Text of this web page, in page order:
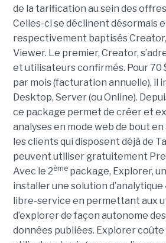
de la tarification au sein des
Celles-ci se déclinent désormais
respectivement baptisés
Viewer. Le premier, Creator,
et utilisateurs confirmés. Pour 70
par mois (facturation annuelle), il
Desktop, Server (ou Online).
ce package permet de créer et
analyses en mode web de bout
les clients qui disposent déjà de
peuvent utiliser gratuitement
Avec le 2èmepackage, Explorer,
installer une solution d’analytique
libre-service en permettant aux
d’explorer de façon autonome
données publiées. Explorer coûte